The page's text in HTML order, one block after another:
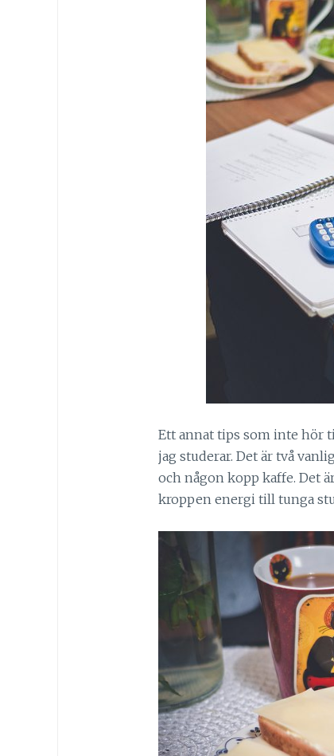
Ett annat tips som inte hör
jag studerar. Det är två
och någon kopp kaffe. Det
kroppen energi till tunga